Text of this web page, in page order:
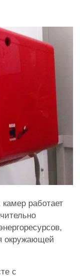
работает
окружающей
с